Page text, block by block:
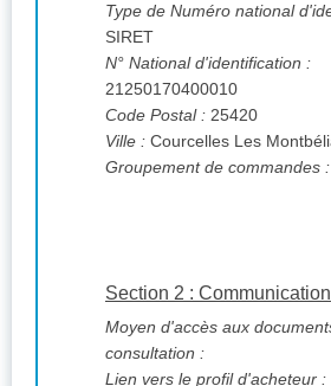
Type de Numéro national
SIRET
N° National d'identification :
21250170400010
Code Postal : 25420
Ville : Courcelles Les
Groupement de commandes :
Section 2 : Communication
Moyen d'accès aux
consultation :
Lien vers le profil d'acheteur :